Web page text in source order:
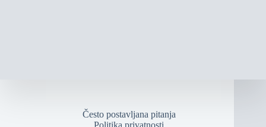
Često postavljana pitanja
Politika privatnosti